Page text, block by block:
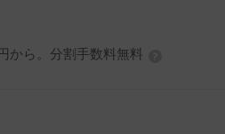
から。分割手数料無料